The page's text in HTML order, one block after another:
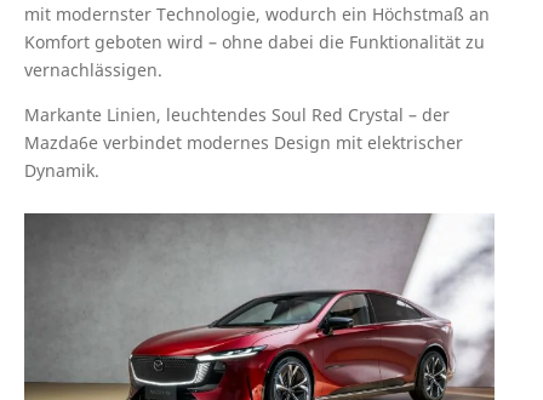
mit modernster Technologie, wodurch ein Höchstmaß an
Komfort geboten wird – ohne dabei die Funktionalität zu
vernachlässigen.
Markante Linien, leuchtendes Soul Red Crystal – der
Mazda6e verbindet modernes Design mit elektrischer
Dynamik.